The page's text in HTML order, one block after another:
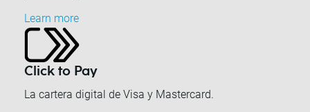
Learn more
Click to Pay
La cartera digital de Visa y Mastercard.